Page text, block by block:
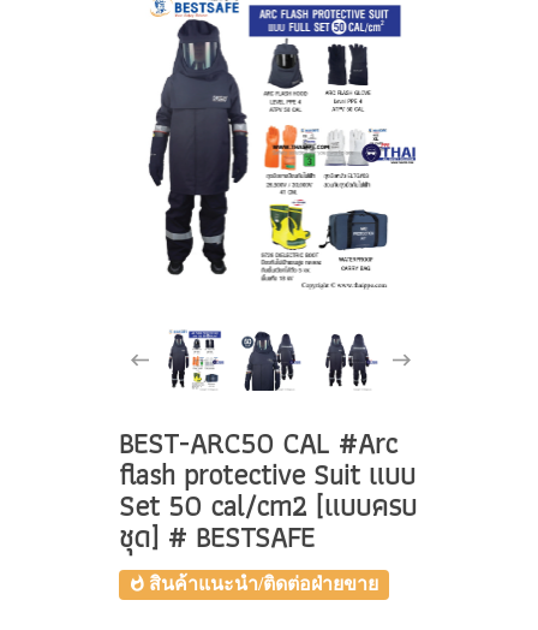
BEST-ARC50 CAL #Arc
flash protective Suit แบบ
Set 50 cal/cm2 [แบบครบ
ชุด] # BESTSAFE
สินค้าแนะนำ/ติดต่อฝ่ายขาย